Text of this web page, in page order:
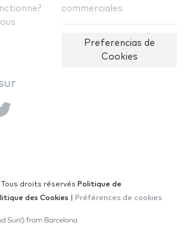
commerciales
Preferencias de
Cookies
Tous droits réservés Politique de
des Cookies Préférences de cookies